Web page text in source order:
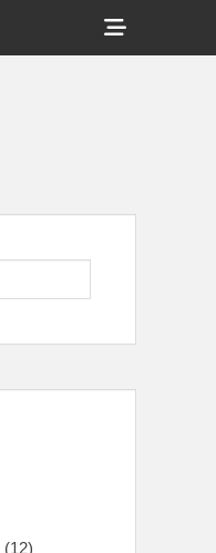
Show
Header
(12)